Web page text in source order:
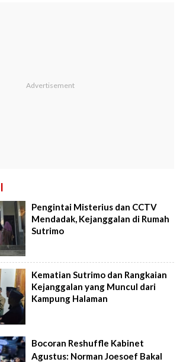
Pengintai Misterius dan CCTV
Mendadak, Kejanggalan di Rumah
Sutrimo
Kematian Sutrimo dan Rangkaian
Kejanggalan yang Muncul dari
Kampung Halaman
Bocoran Reshuffle Kabinet
Agustus: Norman Joesoef Bakal